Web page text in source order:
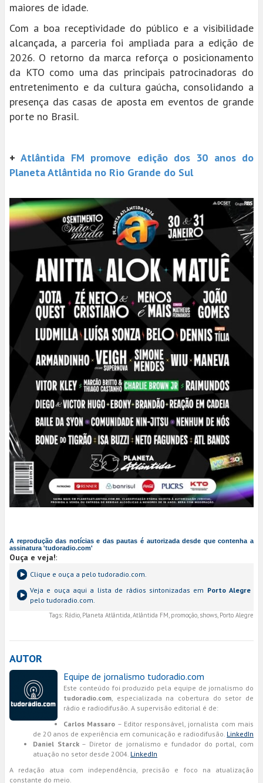
maiores de idade.
Com a boa receptividade do público e a visibilidade
alcançada, a parceria foi ampliada para a edição de
2026. O retorno da marca reforça o posicionamento
da KTO como uma das principais patrocinadoras do
entretenimento e da cultura gaúcha, consolidando a
presença das casas de aposta em eventos de grande
porte no Brasil.
+Atlântida FM promove edição dos 30 anos do
Planeta Atlântida no Rio Grande do Sul
A reprodução das notícias e das pautas é autorizada desde que contenha a
assinatura 'tudoradio.com'
Ouça e veja!:
Clique e ouça a pelo tudoradio.com.
Veja e ouça aqui a lista de rádios sintonizadas em Porto Alegre
pelo tudoradio.com.
Tags: Rádio, Planeta Atlântida, Atlântida FM, promoção, shows, Porto Alegre
AUTOR
Equipe de jornalismo tudoradio.com
Este conteúdo foi produzido pela equipe de jornalismo do
tudoradio.com, especializada na cobertura do setor de
rádio e radiodifusão. A supervisão editorial é de:
Carlos Massaro – Editor responsável, jornalista com mais
de 20 anos de experiência em comunicação e radiodifusão. LinkedIn
Daniel Starck– Diretor de jornalismo e fundador do portal, com
atuação no setor desde 2004. LinkedIn
A redação atua com independência, precisão e foco na atualização
constante do meio.